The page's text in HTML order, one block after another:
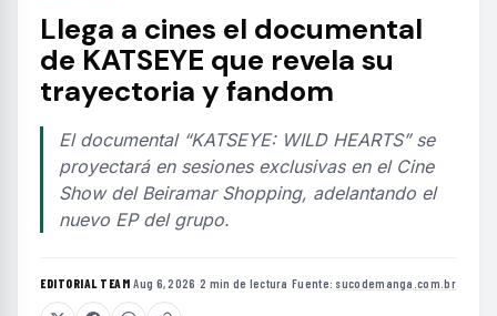
Llega a cines el documental
de KATSEYE que revela su
trayectoria y fandom
El documental “KATSEYE: WILD HEARTS” se
proyectará en sesiones exclusivas en el Cine
Show del Beiramar Shopping, adelantando el
nuevo EP del grupo.
EDITORIAL TEAM·Aug 6, 2026 ·2 min de lectura ·Fuente: sucodemanga.com.br